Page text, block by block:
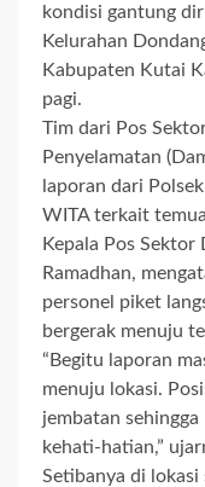
kondisi gantung
Kelurahan
Kabupaten Kutai
pagi.
Tim dari Pos
Penyelamatan
laporan dari
WITA terkait
Kepala Pos
Ramadhan,
personel piket
bergerak menuju
“Begitu laporan
menuju lokasi.
jembatan
kehati-hatian,”
Setibanya di